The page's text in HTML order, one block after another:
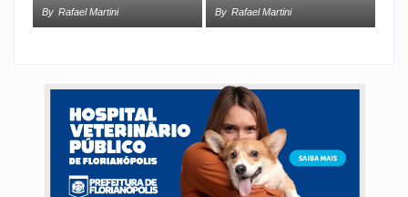
By Rafael Martini By Rafael Martini